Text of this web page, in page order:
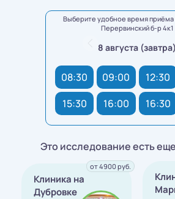
Выберите удобное время приёма
Перервинский б-р 4к1
8 августа (завтра)
08:30 09:00 12:30
15:30
16:00 16:30
Это исследование есть
Клиника на
Дубровке
от 4900 руб.